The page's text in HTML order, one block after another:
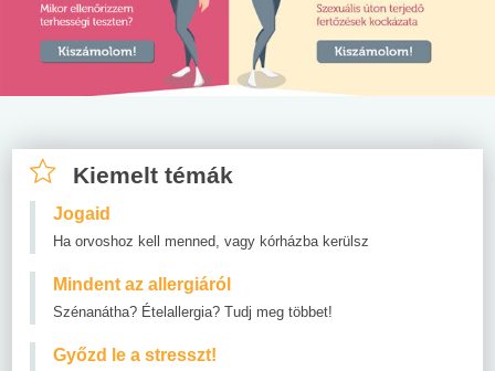
Kiemelt témák
Jogaid
Ha orvoshoz kell menned, vagy kórházba kerülsz
Mindent az allergiáról
Szénanátha? Ételallergia? Tudj meg többet!
Győzd le a stresszt!